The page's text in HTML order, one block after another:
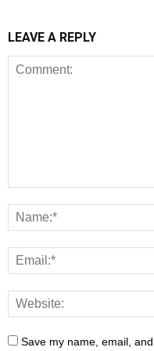
LEAVE A REPLY
Save my name, email,